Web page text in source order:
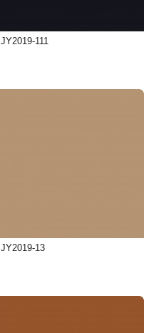
JY2019-111
JY2019-13